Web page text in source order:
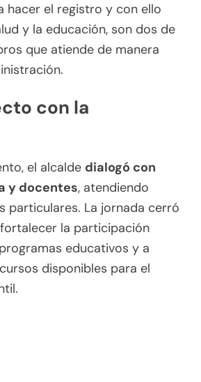
hacer el registro y con ello
y la educación, son dos de
que atiende de manera
con la
el alcalde dialogó con
y docentes, atendiendo
particulares. La jornada cerró
la participación
educativos y a
disponibles para el